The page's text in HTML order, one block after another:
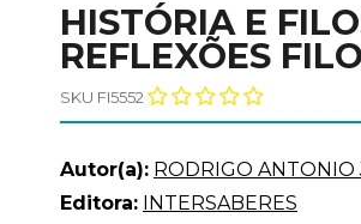
HISTÓRIA E
REFLEXÕES
SKU FI5552
Autor(a): RODRIGO ANTONIO
Editora: INTERSABERES